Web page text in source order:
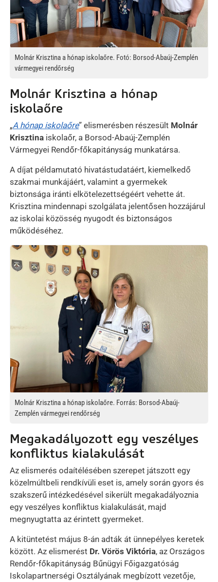
Molnár Krisztina a hónap iskolaőre. Fotó: Borsod-Abaúj-Zemplén
vármegyei rendőrség
Molnár Krisztina a hónap
iskolaőre
„A hónap iskolaőre” elismerésben részesült Molnár
Krisztina iskolaőr, a Borsod-Abaúj-Zemplén
Vármegyei Rendőr-főkapitányság munkatársa.
A díjat példamutató hivatástudatáért, kiemelkedő
szakmai munkájáért, valamint a gyermekek
biztonsága iránti elkötelezettségéért vehette át.
Krisztina mindennapi szolgálata jelentősen hozzájárul
az iskolai közösség nyugodt és biztonságos
működéséhez.
Kép
Molnár Krisztina a hónap iskolaőre. Forrás: Borsod-Abaúj-
Zemplén vármegyei rendőrség
Megakadályozott egy veszélyes
konfliktus kialakulását
Az elismerés odaítélésében szerepet játszott egy
közelmúltbeli rendkívüli eset is, amely során gyors és
szakszerű intézkedésével sikerült megakadályoznia
egy veszélyes konfliktus kialakulását, majd
megnyugtatta az érintett gyermeket.
A kitüntetést május 8-án adták át ünnepélyes keretek
között. Az elismerést Dr. Vörös Viktória, az Országos
Rendőr-főkapitányság Bűnügyi Főigazgatóság
Iskolapartnerségi Osztályának megbízott vezetője,